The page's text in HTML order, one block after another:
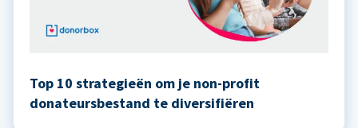
Top 10 strategieën om je non-profit
donateursbestand te diversifiëren